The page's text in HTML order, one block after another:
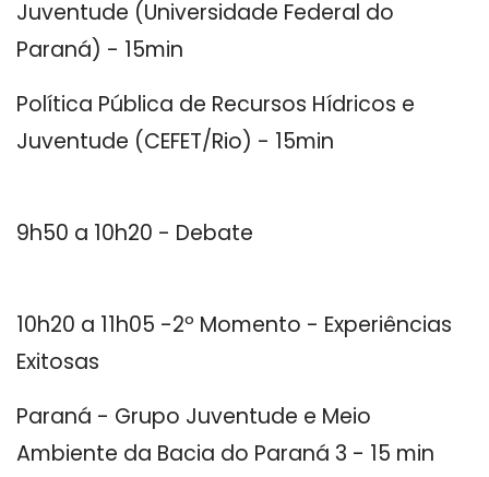
Juventude (Universidade Federal do
Paraná) - 15min
Política Pública de Recursos Hídricos e
Juventude (CEFET/Rio) - 15min
9h50 a 10h20 - Debate
10h20 a 11h05 -2º Momento - Experiências
Exitosas
Paraná - Grupo Juventude e Meio
Ambiente da Bacia do Paraná 3 - 15 min